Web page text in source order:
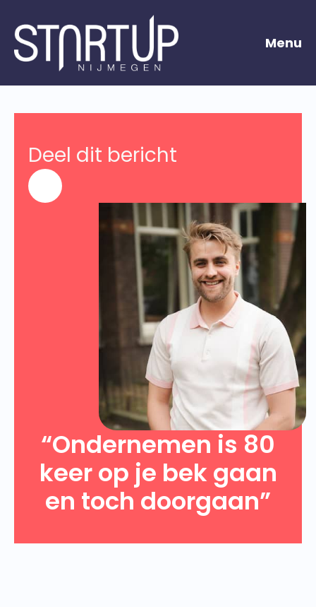
Menu
Deel dit bericht
“Ondernemen is 80
keer op je bek gaan
en toch doorgaan”